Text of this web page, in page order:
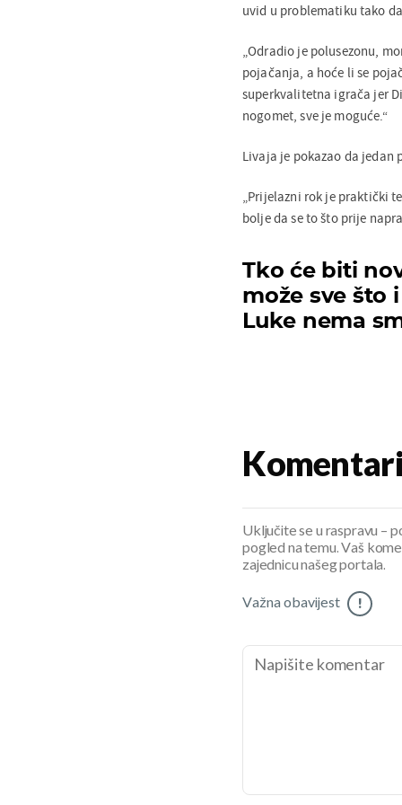
uvid u problematiku tako
„Odradio je polusezonu,
pojačanja, a hoće li se
superkvalitetna igrača jer
nogomet, sve je moguće.“
Livaja je pokazao da jedan
„Prijelazni rok je praktički
bolje da se to što prije
Tko će biti
može sve što
Luke nema
Uključite se u raspravu –
pogled na temu. Vaš
zajednicu našeg portala.
Važna obavijest !